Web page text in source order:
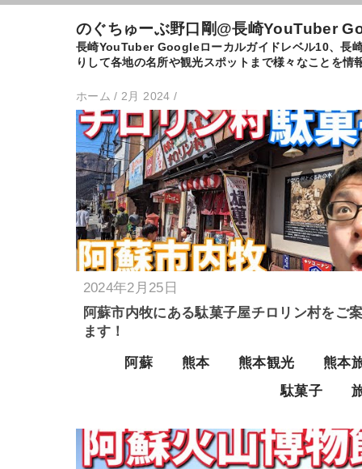
のぐちゅーぶ野口剛@長崎YouTuber
長崎YouTuber Googleローカルガイドレベル10、長
りして各地の名所や観光スポットまで様々なことを情
ホーム / 2月 2024 /
2024年2月25日
阿蘇市内牧にある駄菓子屋チロリン村をご
ます！
阿蘇 熊本 熊本観光
熊本
駄菓子